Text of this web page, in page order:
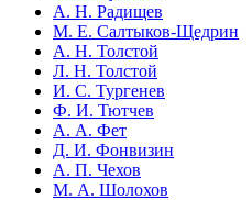
А. Н. Радищев
М. Е. Салтыков-Щедрин
А. Н. Толстой
Л. Н. Толстой
И. С. Тургенев
Ф. И. Тютчев
А. А. Фет
Д. И. Фонвизин
А. П. Чехов
М. А. Шолохов